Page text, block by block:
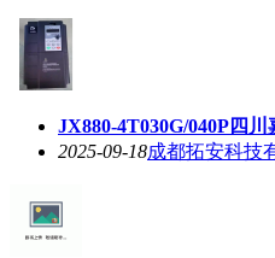
JX880-4T030G/040P四
2025-09-18成都拓安科技